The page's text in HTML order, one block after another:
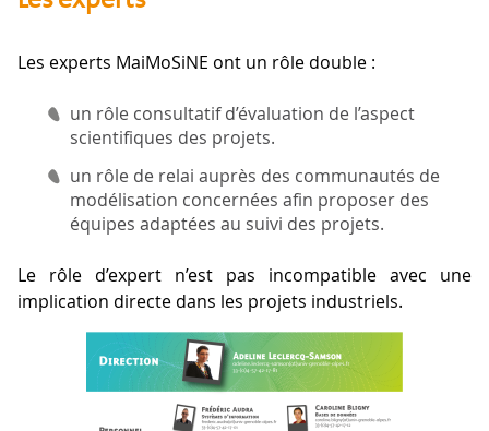
Les experts MaiMoSiNE ont un rôle double :
un rôle consultatif d’évaluation de l’aspect
scientifiques des projets.
un rôle de relai auprès des communautés de
modélisation concernées afin proposer des
équipes adaptées au suivi des projets.
Le rôle d’expert n’est pas incompatible avec une
implication directe dans les projets industriels.